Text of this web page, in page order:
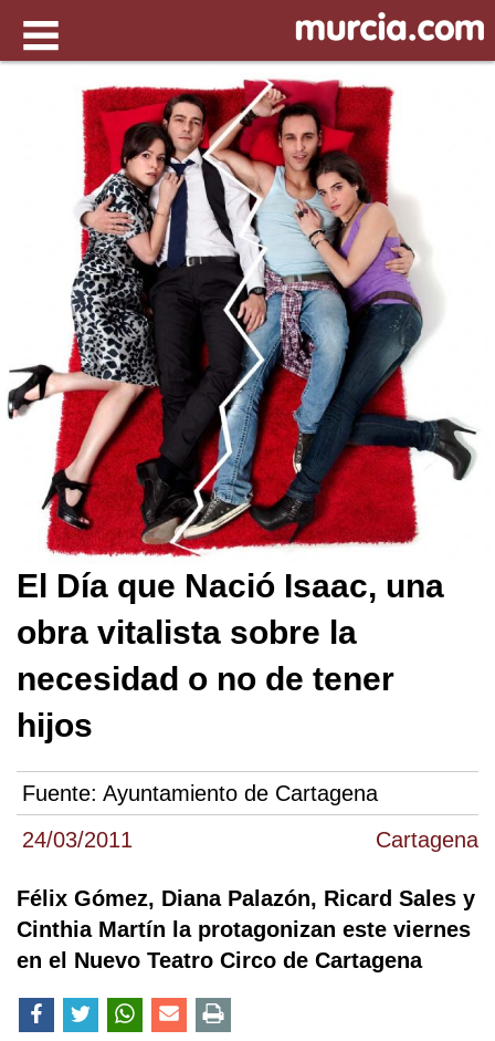
24/03/2011 Cartagena
El Día que Nació Isaac, una
obra vitalista sobre la
necesidad o no de tener
hijos
Fuente: Ayuntamiento de Cartagena
Félix Gómez, Diana Palazón, Ricard Sales y
Cinthia Martín la protagonizan este viernes
en el Nuevo Teatro Circo de Cartagena